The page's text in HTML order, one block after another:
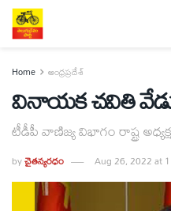
Home ఆంధ్రప్రదేశ్
వినాయక చవితి
టీడీపీ వాణిజ్య విభాగం రాష్ట్ర
byచైతన్యరధం Aug 26, 2022 at